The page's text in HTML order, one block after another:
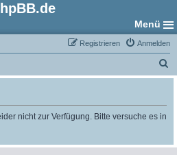
Menü
Anmelden
Registrieren
u
nicht zur Verfügung. Bitte versuche es in